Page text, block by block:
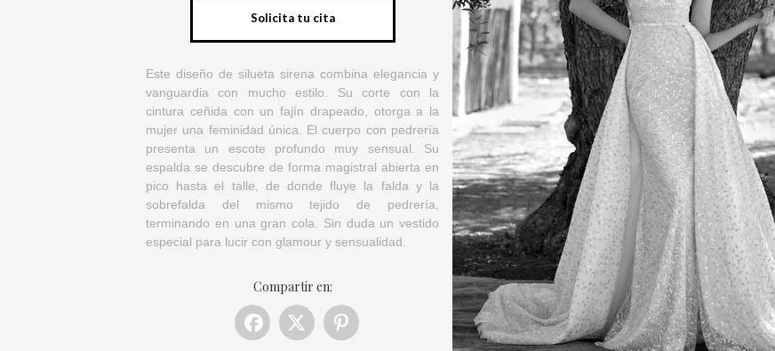
Este diseño de silueta sirena combina elegancia y
vanguardia con mucho estilo. Su corte con la
cintura ceñida con un fajín drapeado, otorga a la
mujer una feminidad única. El cuerpo con pedrería
presenta un escote profundo muy sensual. Su
espalda se descubre de forma magistral abierta en
pico hasta el talle, de donde fluye la falda y la
sobrefalda del mismo tejido de pedrería,
terminando en una gran cola. Sin duda un vestido
especial para lucir con glamour y sensualidad.
Solicita tu cita
Compartir en: